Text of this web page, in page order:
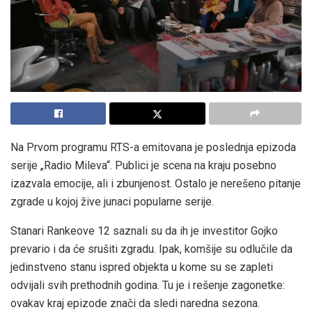
Na Prvom programu RTS-a emitovana je poslednja epizoda
serije „Radio Mileva“. Publici je scena na kraju posebno
izazvala emocije, ali i zbunjenost. Ostalo je nerešeno pitanje
zgrade u kojoj žive junaci popularne serije.
Stanari Rankeove 12 saznali su da ih je investitor Gojko
prevario i da će srušiti zgradu. Ipak, komšije su odlučile da
jedinstveno stanu ispred objekta u kome su se zapleti
odvijali svih prethodnih godina. Tu je i rešenje zagonetke:
ovakav kraj epizode znači da sledi naredna sezona.